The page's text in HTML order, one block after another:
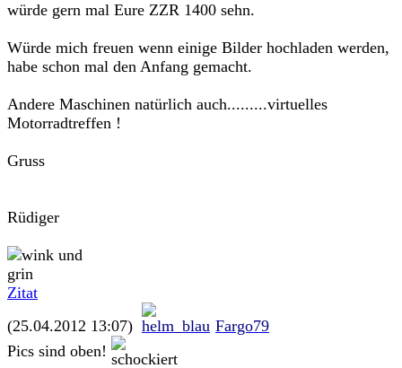
würde gern mal Eure ZZR 1400 sehn.
Würde mich freuen wenn einige Bilder hochladen werden,
habe schon mal den Anfang gemacht.
Andere Maschinen natürlich auch.........virtuelles
Motorradtreffen !
Gruss
Rüdiger
Zitat
(25.04.2012 13:07)
Fargo79
Pics sind oben!